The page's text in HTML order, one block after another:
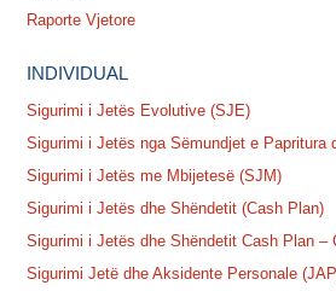
Raporte Vjetore
INDIVIDUAL
Sigurimi i Jetës Evolutive (SJE)
Sigurimi i Jetës nga Sëmundjet e Papritura
Sigurimi i Jetës me Mbijetesë (SJM)
Sigurimi i Jetës dhe Shëndetit (Cash Plan)
Sigurimi i Jetës dhe Shëndetit Cash Plan –
Sigurimi Jetë dhe Aksidente Personale